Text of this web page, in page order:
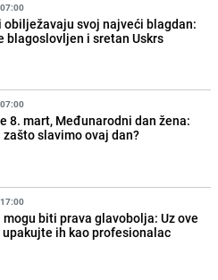
obilježavaju svoj najveći blagdan:
blagoslovljen i sretan Uskrs
8. mart, Međunarodni dan žena:
slavimo ovaj dan?
mogu biti prava glavobolja: Uz ove
ih kao profesionalac